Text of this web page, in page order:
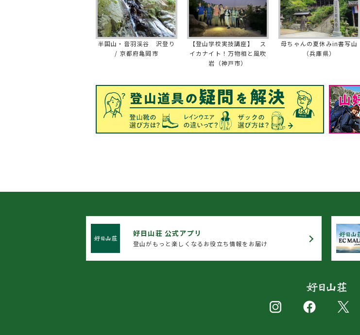
半国山・音羽渓谷 沢登り
/ 京都府亀岡市
【登山学校実技講座】 ス
イカナイト！万物相と風吹
岩（神戸市）
母ちゃんの夏休みin書写山
（兵庫県）
好日山荘 公式アプリ
登山がもっと楽しくなるお役立ち情報をお届け